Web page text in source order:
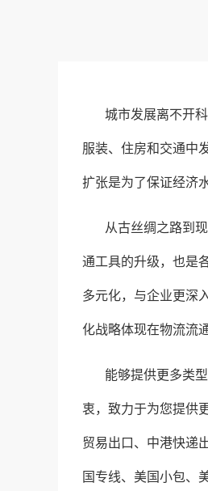
城市发展离不开
服装、住房和交通中
扩张是为了保证经济
从古丝绸之路到
通工具的升级，也是
多元化，与企业更深
化战略体现在物流流
能够提供更多类
衷，致力于为您提供
贸易出口、中港快递
国专线、美国小包、